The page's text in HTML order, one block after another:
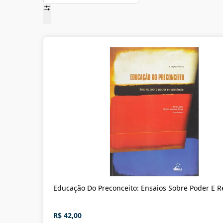
Educação Do Preconceito: Ensaios Sobre Poder E
R$ 42,00